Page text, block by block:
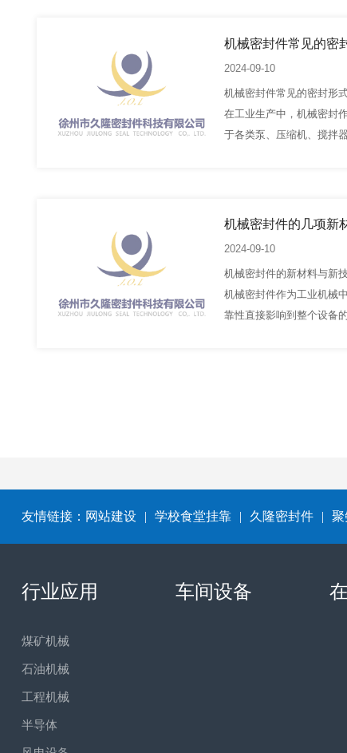
机械密封件常见的密
2024-09-10
机械密封件常见的密封形
在工业生产中，机械密封
于各类泵、压缩机、搅拌
机械密封件的几项新
2024-09-10
机械密封件的新材料与新
机械密封件作为工业机械
靠性直接影响到整个设备
友情链接： 网站建设 | 学校食堂挂靠 | 久隆密封件 | 聚
行业应用
煤矿机械
石油机械
工程机械
半导体
车间设备